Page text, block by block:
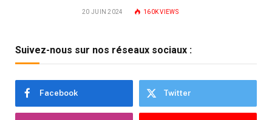
20 JUIN 2024 160KVIEWS
Suivez-nous sur nos réseaux sociaux :
Facebook Twitter